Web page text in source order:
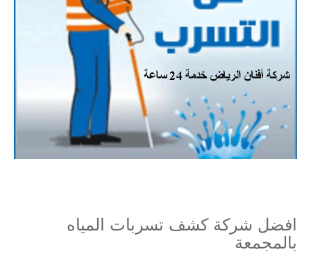
افضل شركة كشف تسربات المياه
بالمجمعة